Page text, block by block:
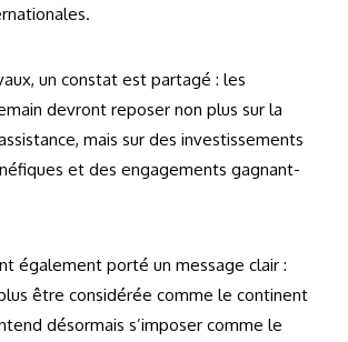
un constat est partagé : les
devront reposer non plus sur la
mais sur des investissements
et des engagements gagnant-
également porté un message clair :
être considérée comme le continent
désormais s’imposer comme le